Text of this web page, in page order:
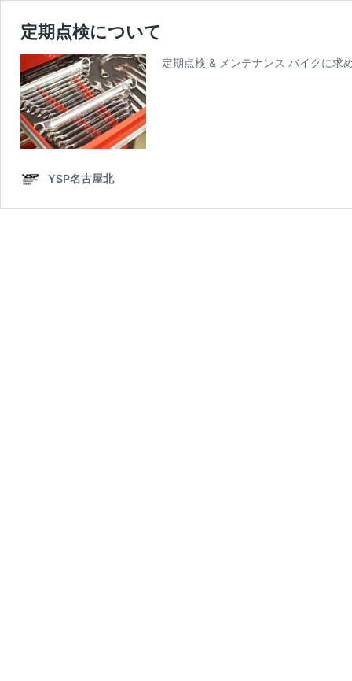
定期点検について
定期点検 & メンテナンス バイクに
YSP名古屋北